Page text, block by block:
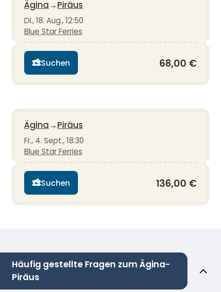
Ägina→Piräus
Di., 18. Aug., 12:50
Blue Star Ferries
Suchen 68,00 €
Ägina→Piräus
Fr., 4. Sept., 18:30
Blue Star Ferries
Suchen 136,00 €
Häufig gestellte Fragen zum Ägina-
Piräus